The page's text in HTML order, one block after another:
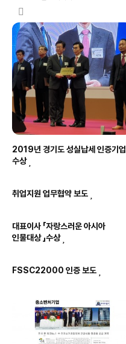
2019년 경기도 성실납세 인증기업
수상
취업지원 업무협약 보도
대표이사 「자랑스러운 아시아
인물대상 」수상
FSSC22000 인증 보도